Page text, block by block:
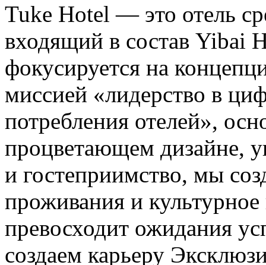
Tuke Hotel — это отель
входящий в состав Yibai
фокусируется на
миссией «лидерство в
потребления отелей»,
процветающем дизайне,
и гостеприимство, мы
проживания и культурное
превосходит ожидания
создаем карьеру